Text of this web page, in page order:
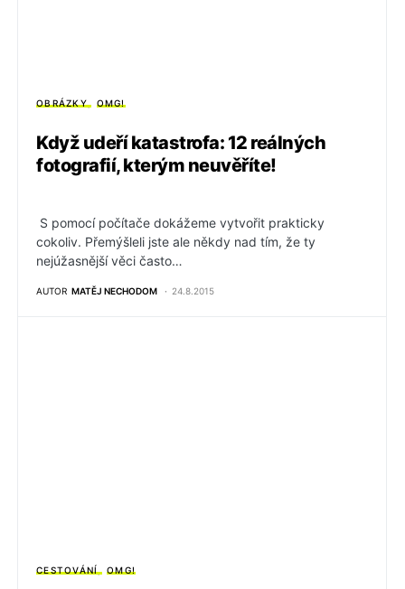
OBRÁZKY OMG!
Když udeří katastrofa: 12 reálných
fotografií, kterým neuvěříte!
S pomocí počítače dokážeme vytvořit prakticky
cokoliv. Přemýšleli jste ale někdy nad tím, že ty
nejúžasnější věci často…
AUTOR MATĚJ NECHODOM 24.8.2015
CESTOVÁNÍ OMG!